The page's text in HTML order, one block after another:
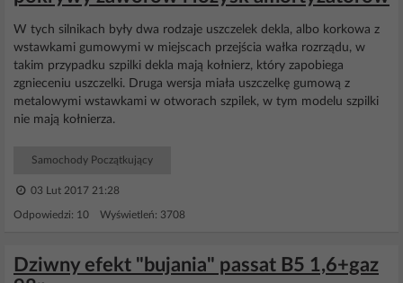
W tych silnikach były dwa rodzaje uszczelek dekla, albo korkowa z
wstawkami gumowymi w miejscach przejścia wałka rozrządu, w
takim przypadku szpilki dekla mają kołnierz, który zapobiega
zgnieceniu uszczelki. Druga wersja miała uszczelkę gumową z
metalowymi wstawkami w otworach szpilek, w tym modelu szpilki
nie mają kołnierza.
Samochody Początkujący
03 Lut 2017 21:28
Odpowiedzi: 10 Wyświetleń: 3708
Dziwny efekt "bujania" passat B5 1,6+gaz